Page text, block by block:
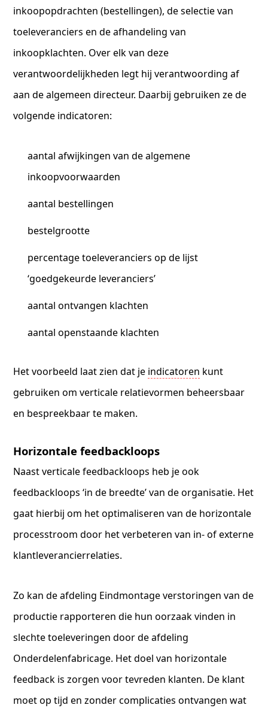
inkoopopdrachten (bestellingen), de selectie van
toeleveranciers en de afhandeling van
inkoopklachten. Over elk van deze
verantwoordelijkheden legt hij verantwoording af
aan de algemeen directeur. Daarbij gebruiken ze de
volgende indicatoren:
aantal afwijkingen van de algemene
inkoopvoorwaarden
aantal bestellingen
bestelgrootte
percentage toeleveranciers op de lijst
‘goedgekeurde leveranciers’
aantal ontvangen klachten
aantal openstaande klachten
Het voorbeeld laat zien dat je indicatoren kunt
gebruiken om verticale relatievormen beheersbaar
en bespreekbaar te maken.
Horizontale feedbackloops
Naast verticale feedbackloops heb je ook
feedbackloops ‘in de breedte’ van de organisatie. Het
gaat hierbij om het optimaliseren van de horizontale
processtroom door het verbeteren van in- of externe
klantleverancierrelaties.
Zo kan de afdeling Eindmontage verstoringen van de
productie rapporteren die hun oorzaak vinden in
slechte toeleveringen door de afdeling
Onderdelenfabricage. Het doel van horizontale
feedback is zorgen voor tevreden klanten. De klant
moet op tijd en zonder complicaties ontvangen wat